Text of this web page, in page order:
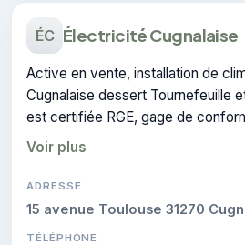
ÉC Électricité Cugnalaise
Active en vente, installation de
Cugnalaise dessert Tournefeuille
est certifiée RGE, gage de
interventions réalisées.
Voir plus
ADRESSE
15 avenue Toulouse 31270
TÉLÉPHONE